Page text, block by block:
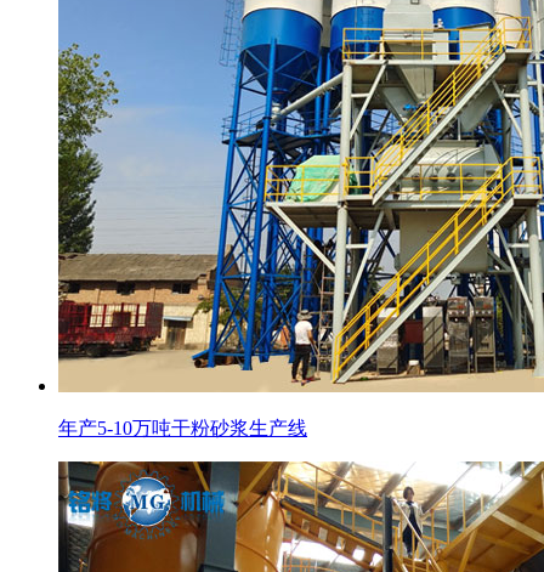
年产5-10万吨干粉砂浆生产线